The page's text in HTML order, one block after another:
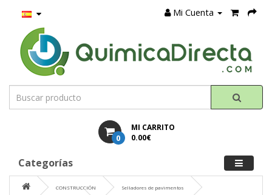
Mi Cuenta
MI CARRITO
0 0.00€
Categorías
CONSTRUCCIÓN
Selladores de pavimentos